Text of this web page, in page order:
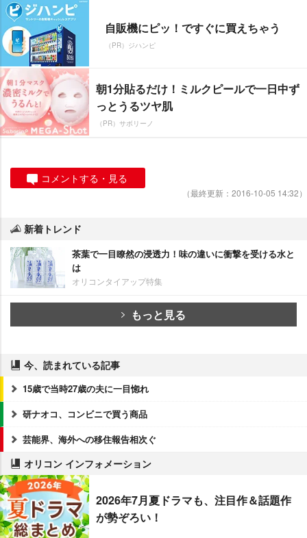
自販機にピッ！ですぐに買えちゃう
（PR）ジハンピ
朝1分貼るだけ！ミルクピールで一日中ず
っとうるツヤ肌
（PR）サボリーノ
コメントする・見る
（最終更新：2016-10-05 14:32）
新着トレンド
茶葉で一目瞭然の浸透力！味の違いに衝撃を受ける水と
は
オリコンタイアップ特集
もっと見る
今、読まれている記事
15歳で当時27歳の夫に一目惚れ
研ナオコ、コンビニで買う商品
芸能界、海外への移住報告相次ぐ
オリコン インフォメーション
2026年7月夏ドラマも、注目作＆話題作
が勢ぞろい！